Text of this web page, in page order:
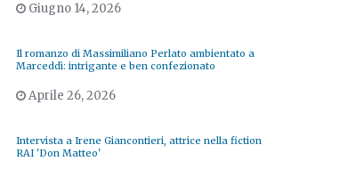
Giugno 14, 2026
Il romanzo di Massimiliano Perlato ambientato a
Marceddì: intrigante e ben confezionato
Aprile 26, 2026
Intervista a Irene Giancontieri, attrice nella fiction
RAI 'Don Matteo'